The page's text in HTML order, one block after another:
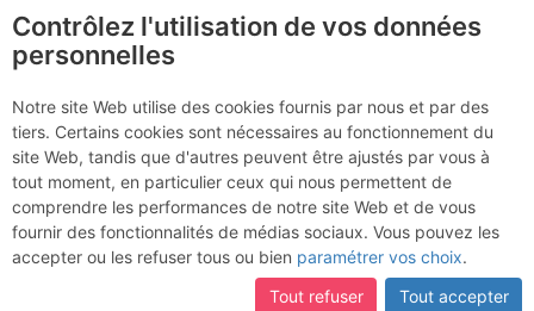
certaines pages ne sont plus accessibles, manquantes ou
incomplètes, déconnectez-vous puis reconnectez-vous à votre
compte sur le site.
Grimper #158 -
Destination Verdon
Activités
Auteur
Bruno Clément, Fred Labreveux
Contrôlez l'utilisation de vos données
personnelles
Notre site Web utilise des cookies fournis par nous et par des
tiers. Certains cookies sont nécessaires au fonctionnement du
site Web, tandis que d'autres peuvent être ajustés par vous à
tout moment, en particulier ceux qui nous permettent de
comprendre les performances de notre site Web et de vous
fournir des fonctionnalités de médias sociaux. Vous pouvez les
accepter ou les refuser tous ou bien paramétrer vos choix.
Tout refuser
Tout accepter